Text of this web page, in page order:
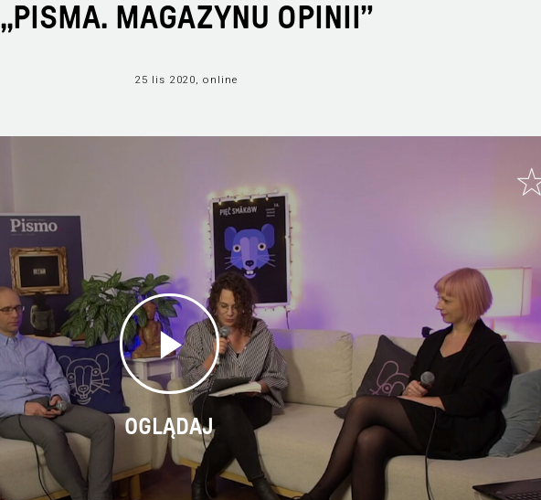
„PISMA. MAGAZYNU OPINII”
25 lis 2020, online
OGLĄDAJ